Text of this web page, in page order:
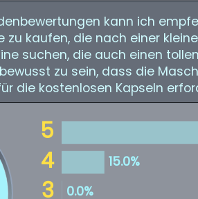
kann ich
zu kaufen, die nach einer
suchen, die auch einen
zu sein, dass die
die kostenlosen Kapseln